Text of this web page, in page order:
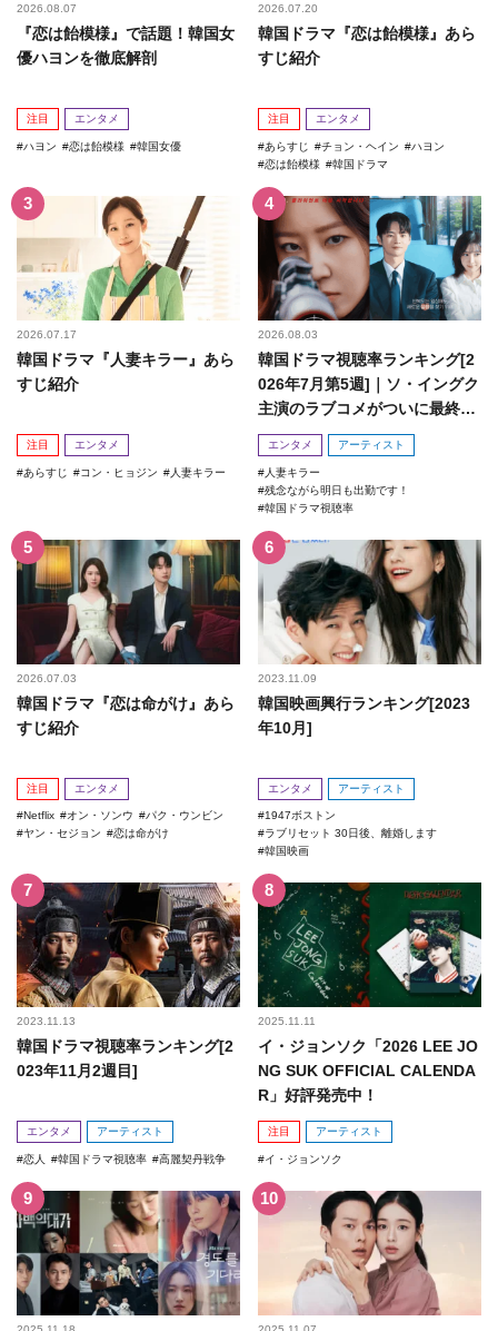
2026.08.07
『恋は飴模様』で話題！韓国女
優ハヨンを徹底解剖
注目 エンタメ
ハヨン 恋は飴模様 韓国女優
2026.07.20
韓国ドラマ『恋は飴模様』あら
すじ紹介
注目 エンタメ
あらすじ チョン・ヘイン
ハヨン
恋は飴模様
韓国ドラマ
2026.07.17
韓国ドラマ『人妻キラー』あら
すじ紹介
注目 エンタメ
あらすじ コン・ヒョジン 人妻キラー
2026.08.03
韓国ドラマ視聴率ランキング[2
026年7月第5週]｜ソ・イングク
主演のラブコメがついに最終
回！
エンタメ アーティスト
人妻キラー
残念ながら明日も出勤です！
韓国ドラマ視聴率
2026.07.03
韓国ドラマ『恋は命がけ』あら
すじ紹介
注目 エンタメ
Netflix オン・ソンウ
パク・ウンビン
ヤン・セジョン
恋は命がけ
2023.11.09
韓国映画興行ランキング[2023
年10月]
エンタメ アーティスト
1947ボストン
ラブリセット 30日後、離婚します
韓国映画
2023.11.13
韓国ドラマ視聴率ランキング[2
023年11月2週目]
エンタメ アーティスト
恋人 韓国ドラマ視聴率 高麗契丹戦争
2025.11.11
イ・ジョンソク「2026 LEE JO
NG SUK OFFICIAL CALENDA
R」好評発売中！
注目 アーティスト
イ・ジョンソク